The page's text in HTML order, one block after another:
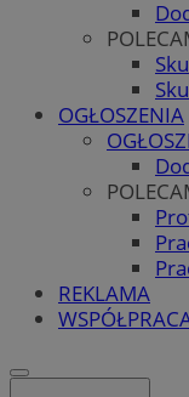
OGŁOSZENIA
REKLAMA